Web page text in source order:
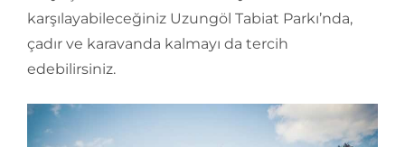
karşılayabileceğiniz Uzungöl Tabiat Parkı’nda,
çadır ve karavanda kalmayı da tercih
edebilirsiniz.